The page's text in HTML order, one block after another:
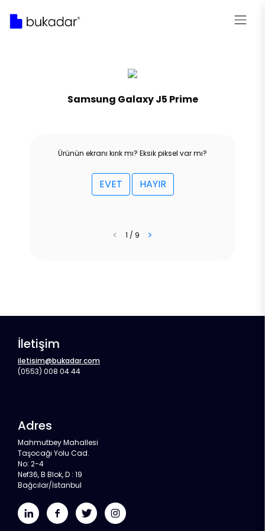
Samsung Galaxy J5 Prime
Ürünün ekranı kırık mı? Eksik piksel var mı?
EVET HAYIR
< 1 / 9 >
İletişim
iletisim@bukadar.com
(0553) 008 04 44
Adres
Mahmutbey Mahallesi
Taşocağı Yolu Cad.
No: 2-4
Nef36, B Blok, D : 19
Bağcılar/İstanbul